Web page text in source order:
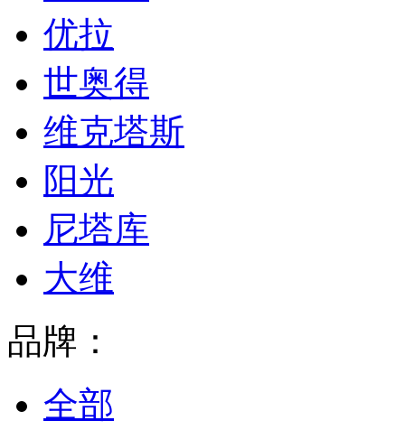
优拉
世奥得
维克塔斯
阳光
尼塔库
大维
品牌：
全部